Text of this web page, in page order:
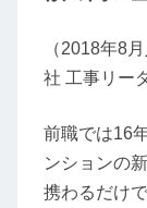
（2018年8
社 工事リー
前職では16
ンションの
携わるだけ